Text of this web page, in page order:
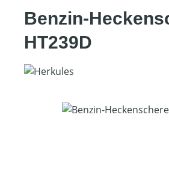
Benzin-
HT239D
Bildergalerie überspringen